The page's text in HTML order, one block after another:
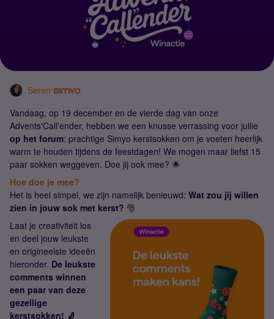
Seren
Vandaag, op 19 december en de vierde dag van onze
Advents'Call'ender, hebben we een knusse verrassing voor jullie
op het forum: prachtige Simyo kerstsokken om je voeten heerlijk
warm te houden tijdens de feestdagen! We mogen maar liefst 15
paar sokken weggeven. Doe jij ook mee? 🌟
Hoe doe je mee?
Het is heel simpel, we zijn namelijk benieuwd: Wat zou jij willen
zien in jouw sok met kerst? 🎅
Laat je creativiteit los
en deel jouw leukste
en origineelste ideeën
hieronder. De leukste
comments winnen
een paar van deze
gezellige
kerstsokken! 🧦